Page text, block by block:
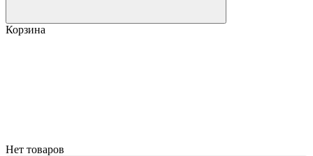
Корзина
Нет товаров